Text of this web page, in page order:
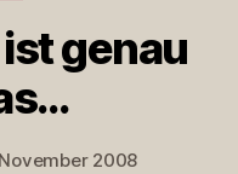
genau
2008